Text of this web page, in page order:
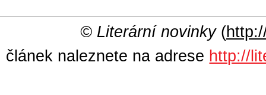
© Literární novinky(
článek naleznete na adrese http://